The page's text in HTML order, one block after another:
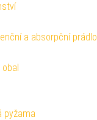
a absorpční prádlo
obal
pyžama